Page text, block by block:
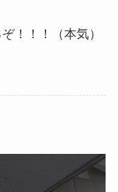
！！！（本気）